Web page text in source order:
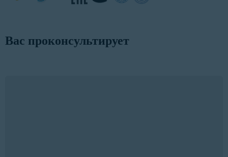
Вас проконсультирует